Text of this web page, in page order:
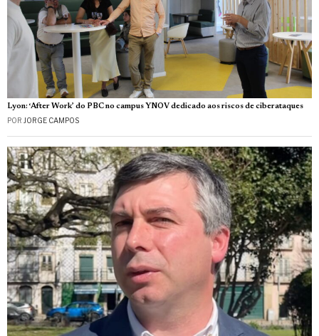
Lyon: ‘After Work’ do PBC no campus YNOV dedicado aos riscos de ciberataques
POR JORGE CAMPOS